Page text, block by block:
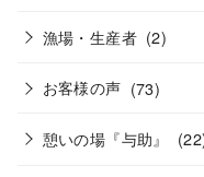
漁場・生産者 (2)
お客様の声 (73)
憩いの場『与助』